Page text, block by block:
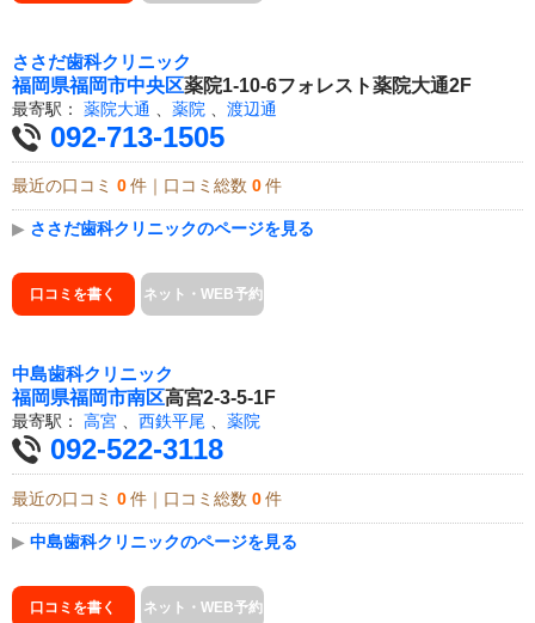
ささだ歯科クリニック
福岡県福岡市中央区薬院1-10-6フォレスト薬院大通2F
最寄駅： 薬院大通 薬院 渡辺通
092-713-1505
最近の口コミ 0 件｜口コミ総数 0 件
▶ ささだ歯科クリニックのページを見る
口コミを書く ネット・WEB予約
中島歯科クリニック
福岡県福岡市南区高宮2-3-5-1F
最寄駅： 高宮 、 西鉄平尾 、 薬院
092-522-3118
最近の口コミ 0 件｜口コミ総数 0 件
▶ 中島歯科クリニックのページを見る
口コミを書く ネット・WEB予約